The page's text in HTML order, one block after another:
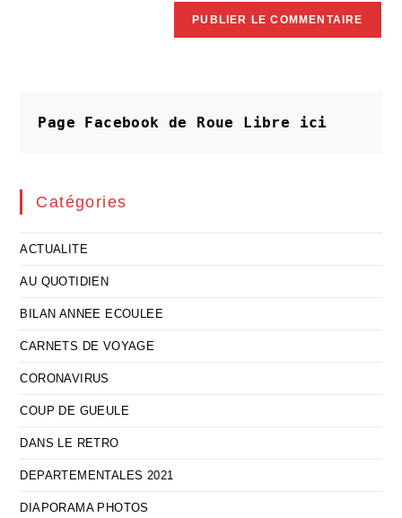
Page Facebook de Roue Libre ici
Catégories
ACTUALITE
AU QUOTIDIEN
BILAN ANNEE ECOULEE
CARNETS DE VOYAGE
CORONAVIRUS
COUP DE GUEULE
DANS LE RETRO
DEPARTEMENTALES 2021
DIAPORAMA PHOTOS